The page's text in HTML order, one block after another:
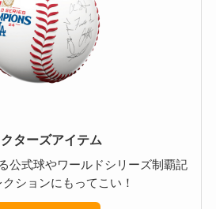
ターズアイテム
公式球やワールドシリーズ制覇記
ションにもってこい！